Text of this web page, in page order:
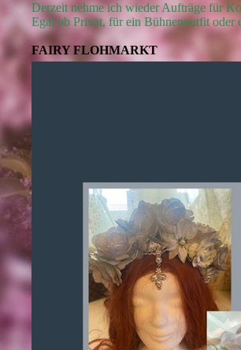
Derzeit nehme ich wieder Aufträge für
Egal ob Privat, für ein Bühnenoutfit oder
FAIRY FLOHMARKT